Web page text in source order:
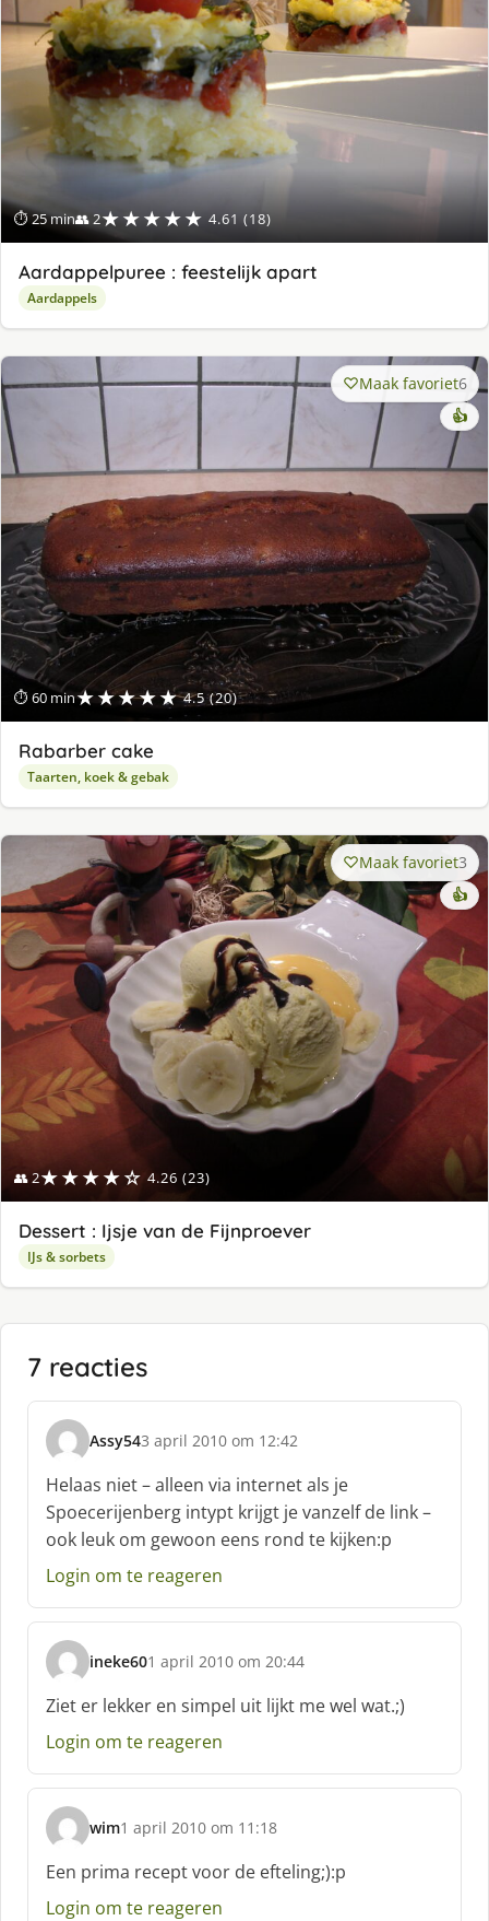
⏱ 25 min👥 2★★★★★ 4.61 (18)
Aardappelpuree : feestelijk apart
Aardappels
⏱ 60 min★★★★★ 4.5 (20)
Maak favoriet6
👍
Rabarber cake
Taarten, koek & gebak
👥 2★★★★☆ 4.26 (23)
Maak favoriet3
👍
Dessert : Ijsje van de Fijnproever
IJs & sorbets
7 reacties
Assy54
s
c
h
r
e
e
f
:
3 april 2010 om 12:42
Helaas niet – alleen via internet als je
Spoecerijenberg intypt krijgt je vanzelf de link –
ook leuk om gewoon eens rond te kijken:p
Login om te reageren
ineke60
s
c
h
r
e
f
:
1 april 2010 om 20:44
Ziet er lekker en simpel uit lijkt me wel wat.;)
Login om te reageren
wim
s
c
h
r
1 april 2010 om 11:18
Een prima recept voor de efteling;):p
Login om te reageren